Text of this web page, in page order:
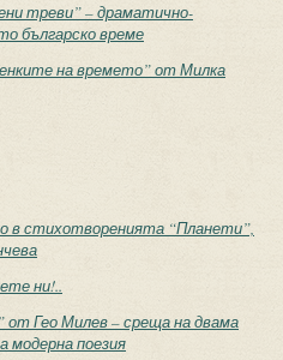
треви” – драматично-
българско време
на времето” от Милка
в стихотворенията “Планети”,
ни!..
от Гео Милев – среща на двама
модерна поезия